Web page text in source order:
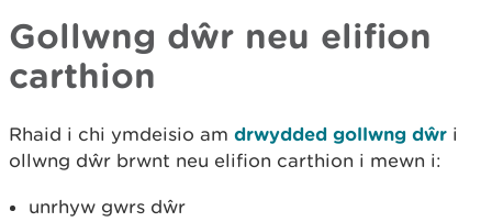
Gollwng dŵr neu elifion
carthion
Rhaid i chi ymdeisio am drwydded gollwng dŵr i
ollwng dŵr brwnt neu elifion carthion i mewn i:
unrhyw gwrs dŵr